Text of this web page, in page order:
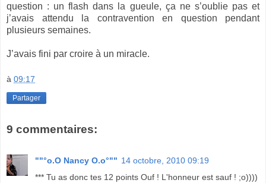
question : un flash dans la gueule, ça ne s’oublie pas et
j’avais attendu la contravention en question pendant
plusieurs semaines.
J’avais fini par croire à un miracle.
à 09:17
Partager
9 commentaires:
""°o.O Nancy O.o°"" 14 octobre, 2010 09:19
*** Tu as donc tes 12 points Ouf ! L'honneur est sauf ! ;o))))